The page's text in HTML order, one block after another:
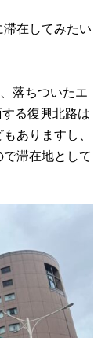
在してみたい
落ちついたエ
る復興北路は
ありますし、
滞在地として